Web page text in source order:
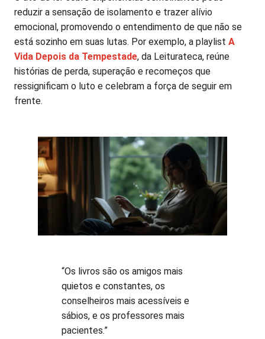
reduzir a sensação de isolamento e trazer alívio
emocional, promovendo o entendimento de que não se
está sozinho em suas lutas. Por exemplo, a playlist A
Vida Depois da Tempestade, da Leiturateca, reúne
histórias de perda, superação e recomeços que
ressignificam o luto e celebram a força de seguir em
frente.
“Os livros são os amigos mais
quietos e constantes, os
conselheiros mais acessíveis e
sábios, e os professores mais
pacientes.”